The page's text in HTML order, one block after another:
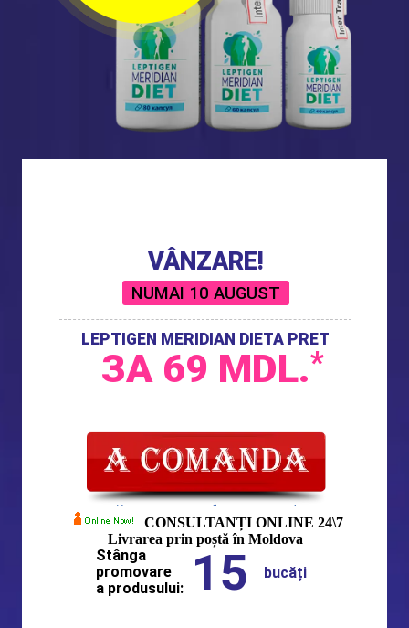
VÂNZARE!
NUMAI 10 AUGUST
LEPTIGEN MERIDIAN DIETA PRET
ЗА 69 MDL.*
CONSULTANȚI ONLINE 24\7
Livrarea prin poștă în Moldova
Stânga
promovare
a produsului:
15 bucăți